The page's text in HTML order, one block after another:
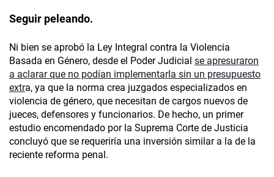
Seguir peleando.
Ni bien se aprobó la Ley Integral contra la Violencia
Basada en Género, desde el Poder Judicial se apresuraron
a aclarar que no podían implementarla sin un presupuesto
extra, ya que la norma crea juzgados especializados en
violencia de género, que necesitan de cargos nuevos de
jueces, defensores y funcionarios. De hecho, un primer
estudio encomendado por la Suprema Corte de Justicia
concluyó que se requeriría una inversión similar a la de la
reciente reforma penal.